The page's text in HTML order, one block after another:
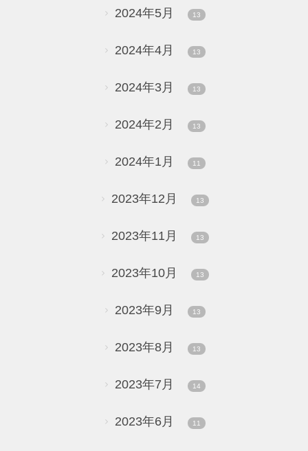
2024年5月 13
2024年4月 13
2024年3月 13
2024年2月 13
2024年1月 11
2023年12月 13
2023年11月 13
2023年10月 13
2023年9月 13
2023年8月 13
2023年7月 14
2023年6月 11